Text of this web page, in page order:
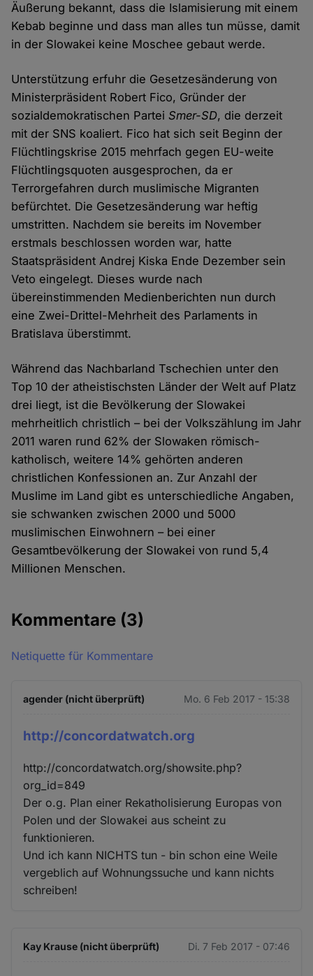
Äußerung bekannt, dass die Islamisierung mit einem
Kebab beginne und dass man alles tun müsse, damit
in der Slowakei keine Moschee gebaut werde.
Unterstützung erfuhr die Gesetzesänderung von
Ministerpräsident Robert Fico, Gründer der
sozialdemokratischen ParteiSmer-SD, die derzeit
mit der SNS koaliert. Fico hat sich seit Beginn der
Flüchtlingskrise 2015 mehrfach gegen EU-weite
Flüchtlingsquoten ausgesprochen, da er
Terrorgefahren durch muslimische Migranten
befürchtet. Die Gesetzesänderung war heftig
umstritten. Nachdem sie bereits im November
erstmals beschlossen worden war, hatte
Staatspräsident Andrej Kiska Ende Dezember sein
Veto eingelegt. Dieses wurde nach
übereinstimmenden Medienberichten nun durch
eine Zwei-Drittel-Mehrheit des Parlaments in
Bratislava überstimmt.
Während das Nachbarland Tschechien unter den
Top 10 der atheistischsten Länder der Welt auf Platz
drei liegt, ist die Bevölkerung der Slowakei
mehrheitlich christlich – bei der Volkszählung im Jahr
2011 waren rund 62% der Slowaken römisch-
katholisch, weitere 14% gehörten anderen
christlichen Konfessionen an. Zur Anzahl der
Muslime im Land gibt es unterschiedliche Angaben,
sie schwanken zwischen 2000 und 5000
muslimischen Einwohnern – bei einer
Gesamtbevölkerung der Slowakei von rund 5,4
Millionen Menschen.
Kommentare (3)
Netiquette für Kommentare
agender (nicht überprüft) Mo. 6 Feb 2017 - 15:38
http://concordatwatch.org
http://concordatwatch.org/showsite.php?
org_id=849
Der o.g. Plan einer Rekatholisierung Europas von
Polen und der Slowakei aus scheint zu
funktionieren.
Und ich kann NICHTS tun - bin schon eine Weile
vergeblich auf Wohnungssuche und kann nichts
schreiben!
Kay Krause (nicht überprüft) Di. 7 Feb 2017 - 07:46